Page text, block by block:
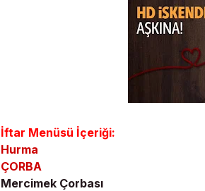
İftar Menüsü İçeriği:
Hurma
ÇORBA
Mercimek Çorbası